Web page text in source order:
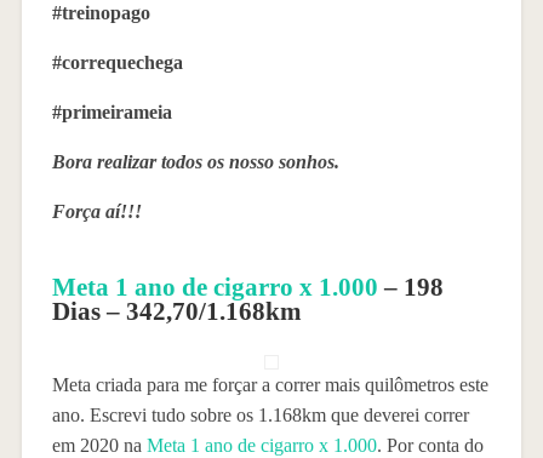
#treinopago
#correquechega
#primeirameia
Bora realizar todos os nosso sonhos.
Força aí!!!
Meta 1 ano de cigarro x 1.000 – 198
Dias – 342,70/1.168km
Meta criada para me forçar a correr mais quilômetros este
ano. Escrevi tudo sobre os 1.168km que deverei correr
em 2020 na Meta 1 ano de cigarro x 1.000. Por conta do